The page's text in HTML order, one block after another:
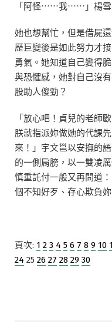
「阿怪⋯⋯我⋯⋯」楊雪
她也想幫忙，但是借屍
歷巨變後是如此努力才
勇氣。她知道自己變得
與恐懼感，她對自己沒
股助人傻勁？
「放心吧！貞兒的老師
朕就指派妳做她的代課
來！」宇文邕以安撫的
的一側肩膀，以一雙凌
慎重託付一般又再問道
個不知好歹、存心欺負
頁次: 1 2 3 4 5 6 7 8 9 10
24 25 26 27 28 29 30